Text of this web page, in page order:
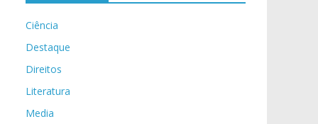
Ciência
Destaque
Direitos
Literatura
Media